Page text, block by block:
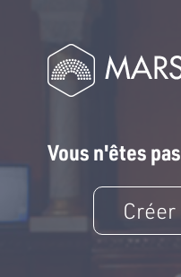
Vous n'êtes